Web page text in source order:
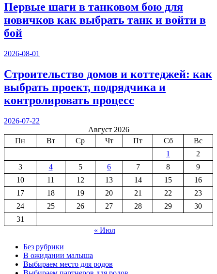
Первые шаги в танковом бою для
новичков как выбрать танк и войти в
бой
2026-08-01
Строительство домов и коттеджей: как
выбрать проект, подрядчика и
контролировать процесс
2026-07-22
Август 2026
Пн
Вт Ср Чт Пт Сб
Вс
1
2
3
4 5 6 7 8
9
10
11 12 13 14 15
16
17
18 19 20 21 22
23
24
25 26 27 28 29
30
31
« Июл
Без рубрики
В ожидании малыша
Выбираем место для родов